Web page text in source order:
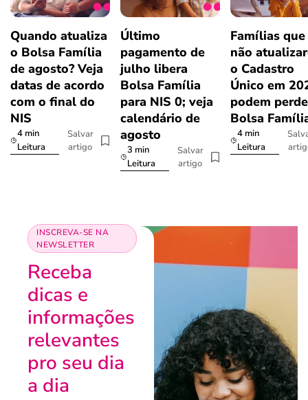
Quando atualiza
o Bolsa Família
de agosto? Veja
datas de acordo
com o final do
NIS
4 min
Leitura
Salvar
artigo
Último
pagamento de
julho libera
Bolsa Família
para NIS 0; veja
calendário de
agosto
3 min
Leitura
Salvar
artigo
Famílias que
não
o Cadastro
Único em
podem
Bolsa
4 min
Leitura
INSCREVA-SE NA
NEWSLETTER
Receba
dicas e
informações
relevantes
pro seu dia
a dia